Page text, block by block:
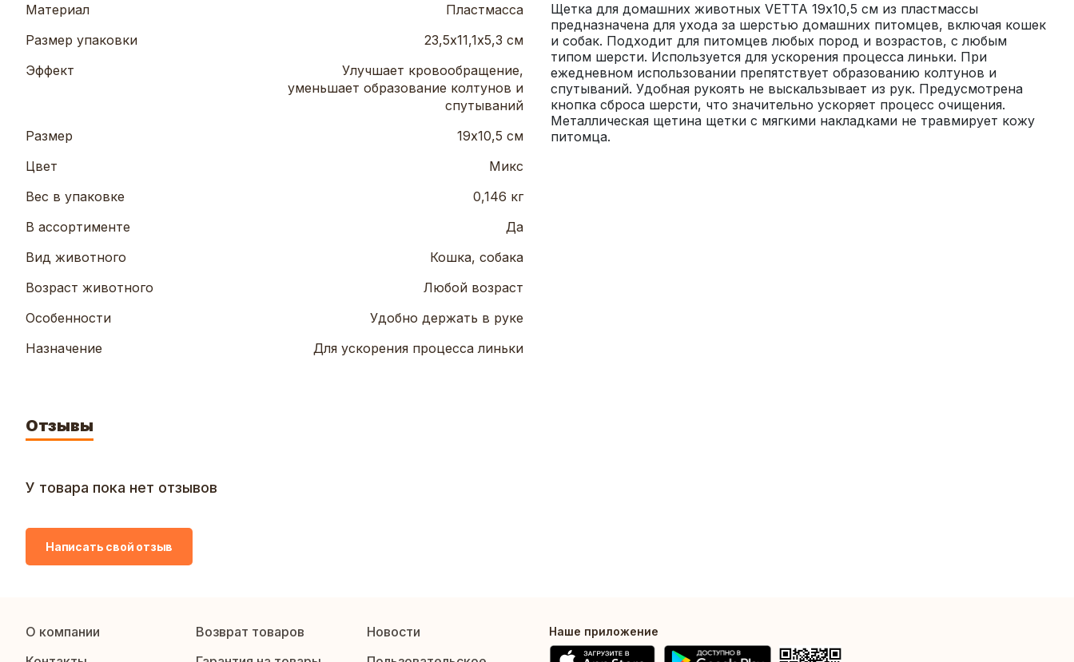
Материал
Пластмасса
Размер упаковки
23,5х11,1х5,3 см
Эффект
Улучшает кровообращение,
уменьшает образование колтунов и
спутываний
Размер
19х10,5 см
Цвет
Микс
Вес в упаковке
0,146 кг
В ассортименте
Да
Вид животного
Кошка, собака
Возраст животного
Любой возраст
Особенности
Удобно держать в руке
Назначение
Для ускорения процесса линьки
Щетка для домашних животных VETTA 19х10,5 см из пластмассы
предназначена для ухода за шерстью домашних питомцев, включая кошек
и собак. Подходит для питомцев любых пород и возрастов, с любым
типом шерсти. Используется для ускорения процесса линьки. При
ежедневном использовании препятствует образованию колтунов и
спутываний. Удобная рукоять не выскальзывает из рук. Предусмотрена
кнопка сброса шерсти, что значительно ускоряет процесс очищения.
Металлическая щетина щетки с мягкими накладками не травмирует кожу
питомца.
Отзывы
У товара пока нет отзывов
Написать свой отзыв
О компании Возврат товаров
Новости
Наше приложение